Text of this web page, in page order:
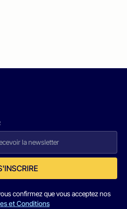
confirmez que vous acceptez nos
et Conditions